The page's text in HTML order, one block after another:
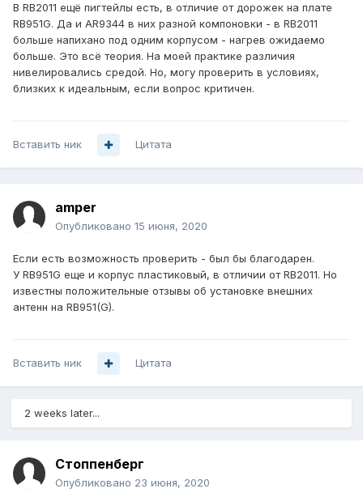
В RB2011 ещё пигтейлы есть, в отличие от дорожек на плате
RB951G. Да и AR9344 в них разной компоновки - в RB2011
больше напихано под одним корпусом - нагрев ожидаемо
больше. Это всё теория. На моей практике различия
нивелировались средой. Но, могу проверить в условиях,
близких к идеальным, если вопрос критичен.
Вставить ник Цитата
amper
Опубликовано 15 июня, 2020
Если есть возможность проверить - был бы благодарен.
У RB951G еще и корпус пластиковый, в отличии от RB2011. Но
известны положительные отзывы об установке внешних
антенн на RB951(G).
Вставить ник Цитата
2 weeks later...
Стоппенберг
Опубликовано 23 июня, 2020